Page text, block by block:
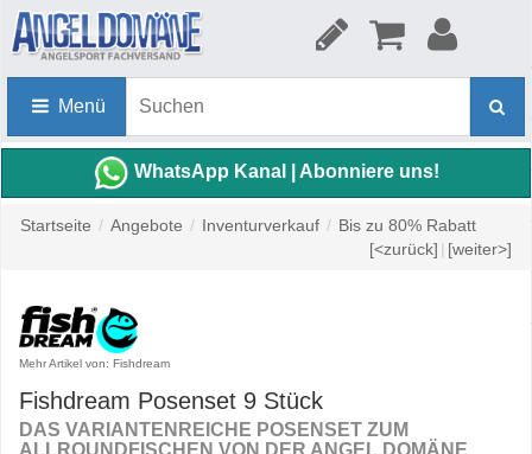
Menü
WhatsApp Kanal | Abonniere uns!
Startseite / Angebote / Inventurverkauf / Bis zu 80% Rabatt
[<zurück] | [weiter>]
Mehr Artikel von: Fishdream
Fishdream Posenset 9 Stück
DAS VARIANTENREICHE POSENSET ZUM
ALLROUNDFISCHEN VON DER ANGEL DOMÄNE